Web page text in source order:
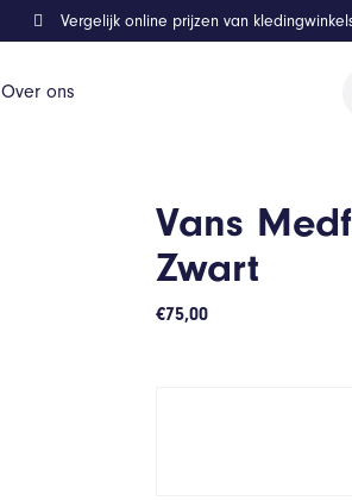
Over ons
Vergelijk online prijzen van
Vans
Zwart
€75,00